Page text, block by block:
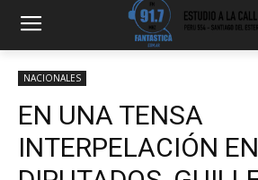
NACIONALES
EN UNA TENSA
INTERPELACIÓN EN